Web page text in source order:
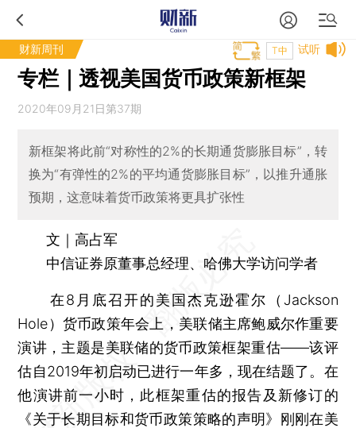
财新周刊 试听
T中
专栏｜透视美国货币政策新框架
2020年09月21日第37期
新框架将此前“对称性的2%的长期通货膨胀目标”，转
换为“有弹性的2%的平均通货膨胀目标”，以推升通胀
预期，这意味着货币政策将更具扩张性
文｜高占军
中信证券原董事总经理、哈佛大学访问学者
在8月底召开的美国杰克逊霍尔（Jackson
Hole）货币政策年会上，美联储主席鲍威尔作重要
演讲，主题是美联储的货币政策框架重估——该评
估自2019年初启动已进行一年多，现在结题了。在
他演讲前一小时，此框架重估的报告及新修订的
《关于长期目标和货币政策策略的声明》刚刚在美